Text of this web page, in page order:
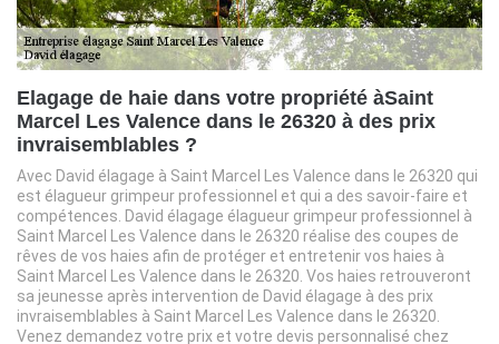
Elagage de haie dans votre propriété àSaint
Marcel Les Valence dans le 26320 à des prix
invraisemblables ?
Avec David élagage à Saint Marcel Les Valence dans le 26320 qui
est élagueur grimpeur professionnel et qui a des savoir-faire et
compétences. David élagage élagueur grimpeur professionnel à
Saint Marcel Les Valence dans le 26320 réalise des coupes de
rêves de vos haies afin de protéger et entretenir vos haies à
Saint Marcel Les Valence dans le 26320. Vos haies retrouveront
sa jeunesse après intervention de David élagage à des prix
invraisemblables à Saint Marcel Les Valence dans le 26320.
Venez demandez votre prix et votre devis personnalisé chez